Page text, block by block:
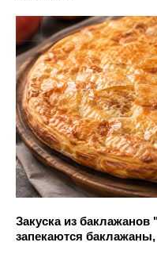
Закуска из
запекаются